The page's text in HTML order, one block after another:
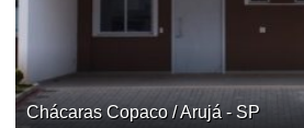
Chácaras Copaco / Arujá - SP